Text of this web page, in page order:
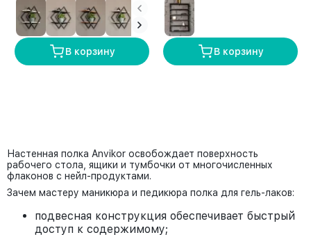
В корзину В корзину
Настенная полка Anvikor освобождает поверхность
рабочего стола, ящики и тумбочки от многочисленных
флаконов с нейл-продуктами.
Зачем мастеру маникюра и педикюра полка для гель-лаков:
подвесная конструкция обеспечивает быстрый
доступ к содержимому;